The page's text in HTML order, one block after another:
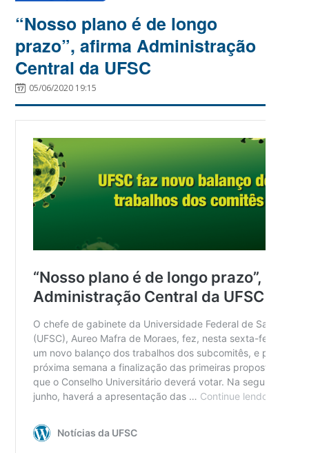
“Nosso plano é de longo
prazo”, afirma Administração
Central da UFSC
05/06/2020 19:15